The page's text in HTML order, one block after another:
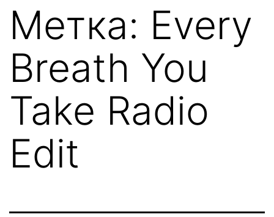
Метка: Every
Breath You
Take Radio
Edit